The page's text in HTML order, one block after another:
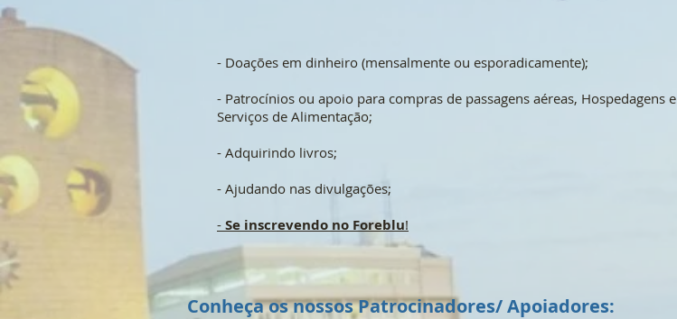
- Doações em dinheiro (mensalmente ou esporadicamente);
- Patrocínios ou apoio para compras de passagens aéreas, Hospedagens e
Serviços de Alimentação;
- Adquirindo livros;
- Ajudando nas divulgações;
- Se inscrevendo no Foreblu!
Conheça os nossos Patrocinadores/ Apoiadores: